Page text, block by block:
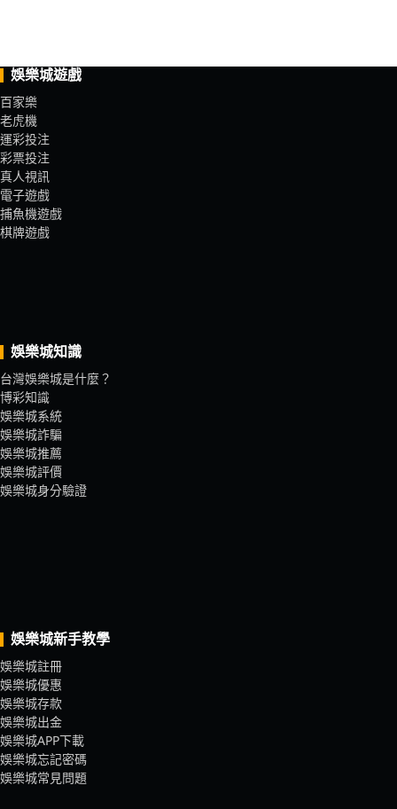
娛樂城遊戲
百家樂
老虎機
運彩投注
彩票投注
真人視訊
電子遊戲
捕魚機遊戲
棋牌遊戲
娛樂城知識
台灣娛樂城是什麼？
博彩知識
娛樂城系統
娛樂城詐騙
娛樂城推薦
娛樂城評價
娛樂城身分驗證
娛樂城新手教學
娛樂城註冊
娛樂城優惠
娛樂城存款
娛樂城出金
娛樂城APP下載
娛樂城忘記密碼
娛樂城常見問題